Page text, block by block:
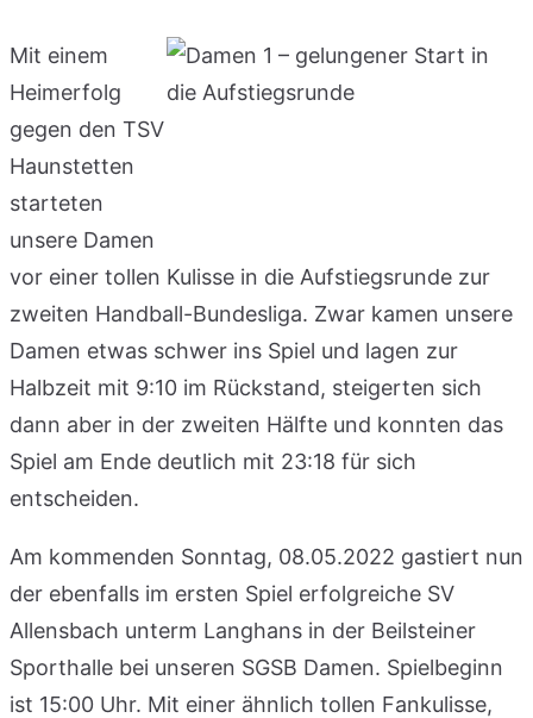
Mit einem
Heimerfolg
gegen den TSV
Haunstetten
starteten
unsere Damen
vor einer tollen Kulisse in die Aufstiegsrunde zur
zweiten Handball-Bundesliga. Zwar kamen unsere
Damen etwas schwer ins Spiel und lagen zur
Halbzeit mit 9:10 im Rückstand, steigerten sich
dann aber in der zweiten Hälfte und konnten das
Spiel am Ende deutlich mit 23:18 für sich
entscheiden.
Am kommenden Sonntag, 08.05.2022 gastiert nun
der ebenfalls im ersten Spiel erfolgreiche SV
Allensbach unterm Langhans in der Beilsteiner
Sporthalle bei unseren SGSB Damen. Spielbeginn
ist 15:00 Uhr. Mit einer ähnlich tollen Fankulisse,